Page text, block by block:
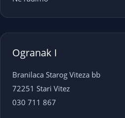
Ogranak I
Branilaca Starog Viteza bb
72251 Stari Vitez
030 711 867